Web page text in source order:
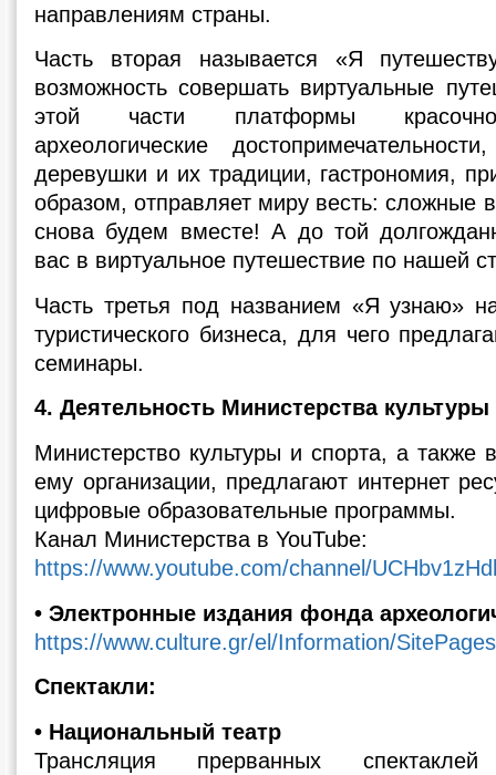
направлениям страны.
Часть вторая называется «Я
возможность совершать виртуальные
этой части платформы красочно
археологические
деревушки и их традиции, гастрономия,
образом, отправляет миру весть: сложные
снова будем вместе! А до той
вас в виртуальное путешествие по нашей
Часть третья под названием «Я узнаю»
туристического бизнеса, для чего
семинары.
4. Деятельность Министерства культуры
Министерство культуры и спорта, а также
ему организации, предлагают интернет
цифровые образовательные программы.
Канал Министерства в YouTube:
https://www.youtube.com/channel/
• Электронные издания фонда
https://www.culture.gr/el/Information/
Спектакли:
• Национальный театр
Трансляция прерванных